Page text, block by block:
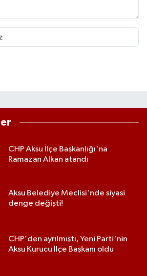
CHP Aksu İlçe Başkanlığı'na
Ramazan Alkan atandı
Aksu Belediye Meclisi'nde siyasi
denge değişti!
CHP'den ayrılmıştı, Yeni Parti'nin
Aksu Kurucu İlçe Başkanı oldu